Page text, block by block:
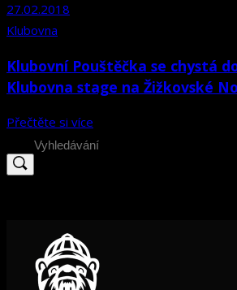
27.02.2018
Klubovna
Klubovní Pouštěčka se chystá
Klubovna stage na Žižkovské
Přečtěte si více
Search
for: